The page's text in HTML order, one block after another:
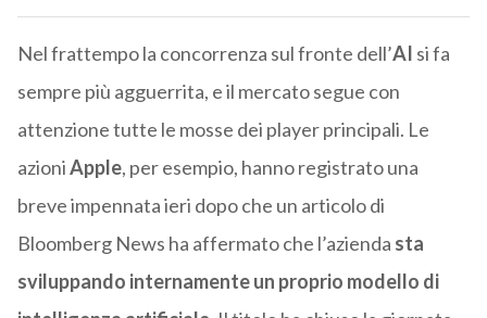
Nel frattempo la concorrenza sul fronte dell’AI si fa
sempre più agguerrita, e il mercato segue con
attenzione tutte le mosse dei player principali. Le
azioniApple, per esempio, hanno registrato una
breve impennata ieri dopo che un articolo di
Bloomberg News ha affermato che l’azienda sta
sviluppando internamente un proprio modello di